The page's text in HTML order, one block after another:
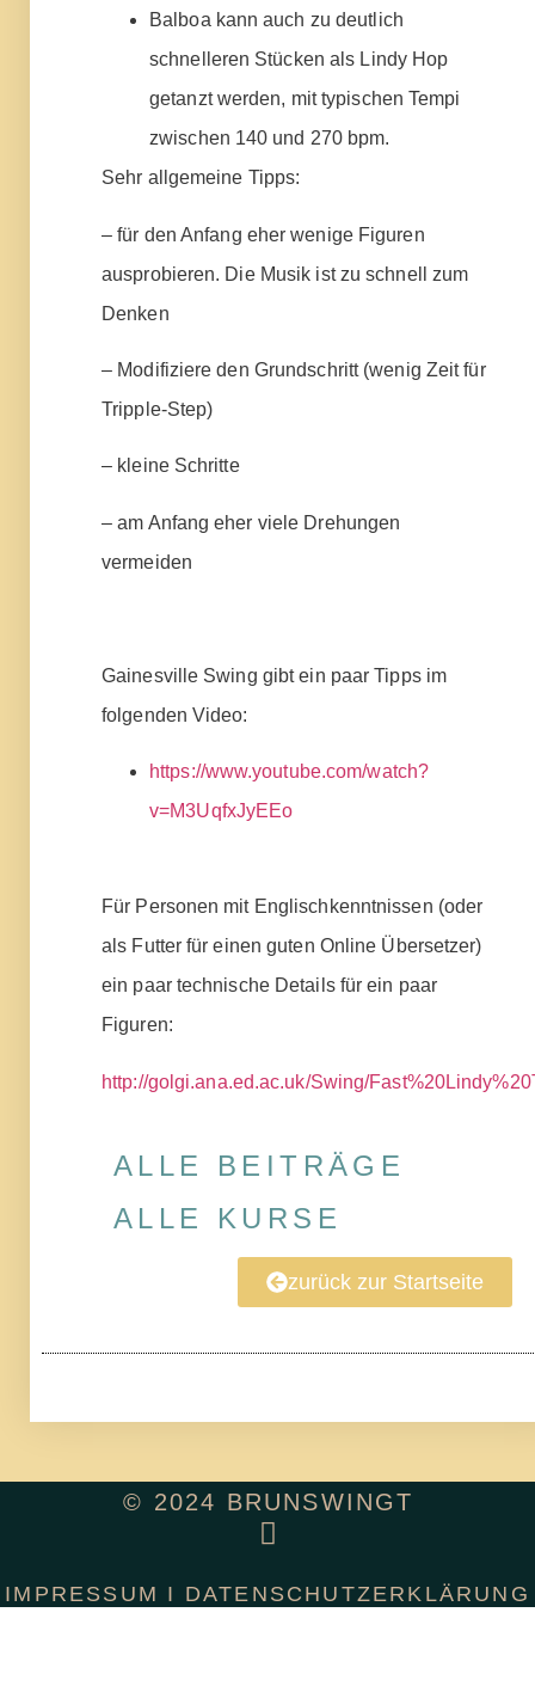
Balboa kann auch zu deutlich
schnelleren Stücken als Lindy Hop
getanzt werden, mit typischen Tempi
zwischen 140 und 270 bpm.
Sehr allgemeine Tipps:
– für den Anfang eher wenige Figuren
ausprobieren. Die Musik ist zu schnell zum
Denken
– Modifiziere den Grundschritt (wenig Zeit für
Tripple-Step)
– kleine Schritte
– am Anfang eher viele Drehungen
vermeiden
Gainesville Swing gibt ein paar Tipps im
folgenden Video:
https://www.youtube.com/watch?
v=M3UqfxJyEEo
Für Personen mit Englischkenntnissen (oder
als Futter für einen guten Online Übersetzer)
ein paar technische Details für ein paar
Figuren:
http://golgi.ana.ed.ac.uk/Swing/
ALLE BEITRÄGE
ALLE KURSE
zurück zur Startseite
© 2024 BRUNSWINGT
IMPRESSUM I DATENSCHUTZERKLÄRUNG